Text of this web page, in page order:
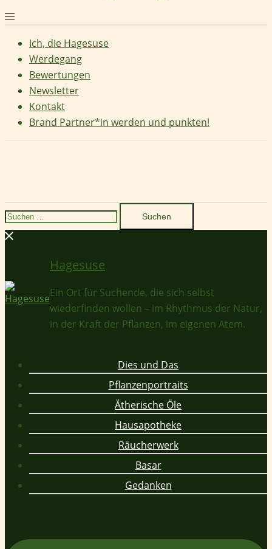
Ich, die Hagesuse
Werdegang
Bewertungen
Newsletter
Kontakt
Brand Partner*in werden und punkten!
Suchen
nach:
Hagesuse
Ein Ort für Suchende, die sich selbst
wiederfinden wollen – im Rhythmus der Natur,
in der Kraft der Pflanzen, im eigenen Atem.
Dies und Das
Pflanzenportraits
Ätherische Öle
Hausapotheke
Räucherwerk
Basar
Gedanken